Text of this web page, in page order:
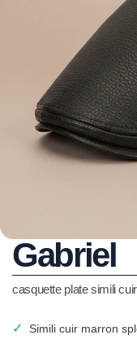
Gabriel
casquette plate simili
✓ Simili cuir marron